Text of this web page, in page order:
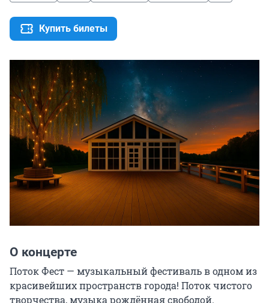
Купить билеты
О концерте
Поток Фест — музыкальный фестиваль в одном из
красивейших пространств города! Поток чистого
творчества, музыка рождённая свободой.